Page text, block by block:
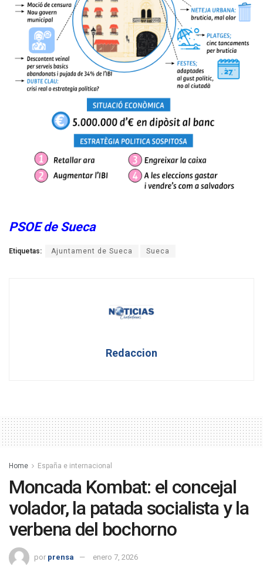
PSOE de Sueca
Etiquetas: Ajuntament de Sueca Sueca
Redaccion
Home España e internacional
Moncada Kombat: el concejal
volador, la patada socialista y la
verbena del bochorno
por prensa enero 7, 2026